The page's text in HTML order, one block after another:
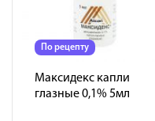
По рецепту
Максидекс капли
глазные 0,1% 5мл